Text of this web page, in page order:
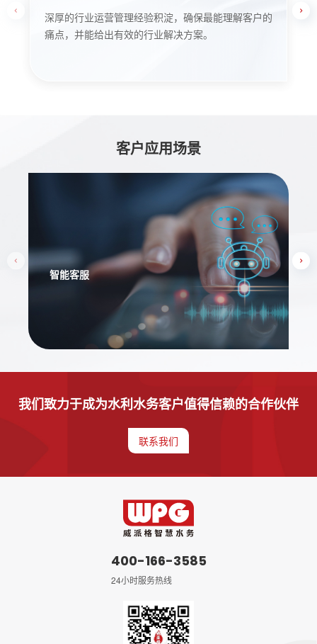
经验积淀，确保最能理解客户的
的行业解决方案。
引领行业智慧化发展的大
体系进行数据治理，让数
客户应用场景
水量预测
我们致力于成为水利水务客户值得信赖的合作伙伴
联系我们
400-166-3585
24小时服务热线